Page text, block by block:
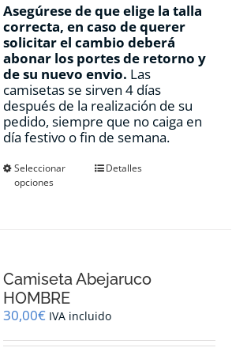
Asegúrese de que elige la talla
correcta, en caso de querer
solicitar el cambio deberá
abonar los portes de retorno y
de su nuevo envio. Las
camisetas se sirven 4 días
después de la realización de su
pedido, siempre que no caiga en
día festivo o fin de semana.
Seleccionar
opciones
Este
se
elegir
la
Detalles
Camiseta Abejaruco
HOMBRE
30,00€ IVA incluido